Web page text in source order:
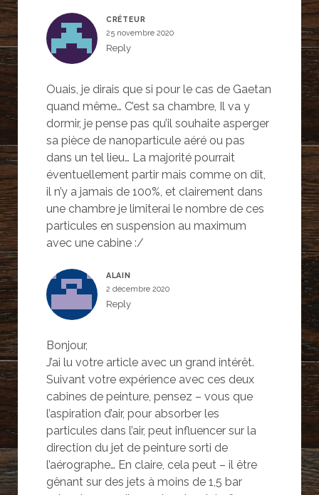
CRÉTEUR
25 novembre 2020
Reply
Ouais, je dirais que si pour le cas de Gaetan
quand même… C’est sa chambre, Il va y
dormir, je pense pas qu’il souhaite asperger
sa pièce de nanoparticule aéré ou pas
dans un tel lieu… La majorité pourrait
éventuellement partir mais comme on dit,
il n’y a jamais de 100%, et clairement dans
une chambre je limiterai le nombre de ces
particules en suspension au maximum
avec une cabine :/
ALAIN
2 décembre 2020
Reply
Bonjour,
J’ai lu votre article avec un grand intérêt.
Suivant votre expérience avec ces deux
cabines de peinture, pensez – vous que
l’aspiration d’air, pour absorber les
particules dans l’air, peut influencer sur la
direction du jet de peinture sorti de
l’aérographe… En claire, cela peut – il être
gênant sur des jets à moins de 1,5 bar